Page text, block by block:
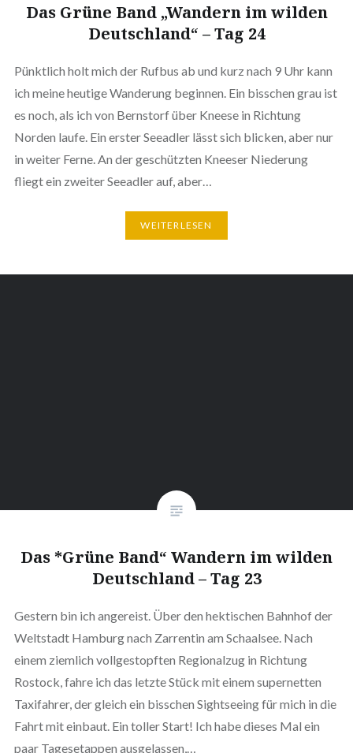
Das Grüne Band „Wandern im wilden
Deutschland“ – Tag 24
Pünktlich holt mich der Rufbus ab und kurz nach 9 Uhr kann
ich meine heutige Wanderung beginnen. Ein bisschen grau ist
es noch, als ich von Bernstorf über Kneese in Richtung
Norden laufe. Ein erster Seeadler lässt sich blicken, aber nur
in weiter Ferne. An der geschützten Kneeser Niederung
fliegt ein zweiter Seeadler auf, aber…
WEITERLESEN
Das *Grüne Band“ Wandern im wilden
Deutschland – Tag 23
Gestern bin ich angereist. Über den hektischen Bahnhof der
Weltstadt Hamburg nach Zarrentin am Schaalsee. Nach
einem ziemlich vollgestopften Regionalzug in Richtung
Rostock, fahre ich das letzte Stück mit einem supernetten
Taxifahrer, der gleich ein bisschen Sightseeing für mich in die
Fahrt mit einbaut. Ein toller Start! Ich habe dieses Mal ein
paar Tagesetappen ausgelassen,…